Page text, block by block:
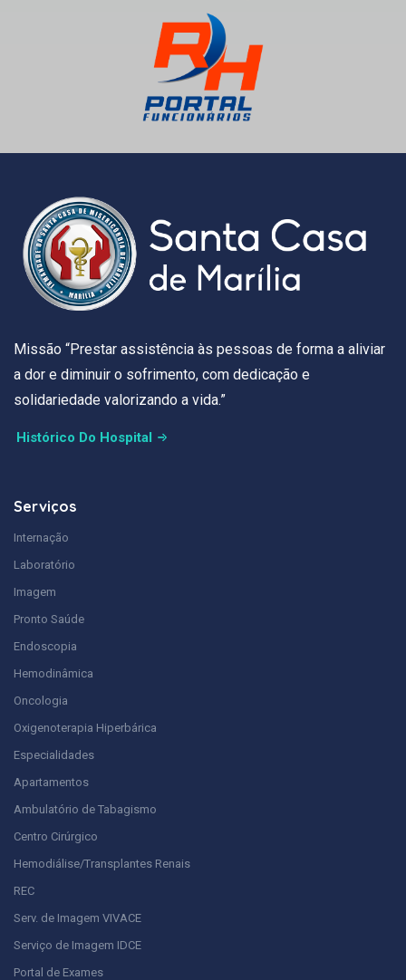
Missão “Prestar assistência às pessoas de forma a aliviar
a dor e diminuir o sofrimento, com dedicação e
solidariedade valorizando a vida.”
Histórico Do Hospital
Serviços
Internação
Laboratório
Imagem
Pronto Saúde
Endoscopia
Hemodinâmica
Oncologia
Oxigenoterapia Hiperbárica
Especialidades
Apartamentos
Ambulatório de Tabagismo
Centro Cirúrgico
Hemodiálise/Transplantes Renais
REC
Serv. de Imagem VIVACE
Serviço de Imagem IDCE
Portal de Exames